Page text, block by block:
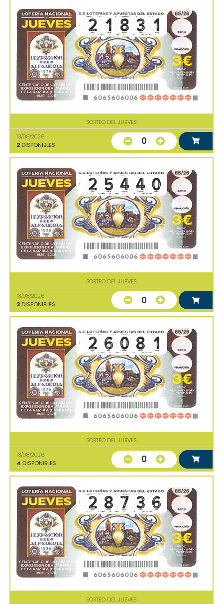
SORTEO DEL JUEVES
13/08/2026
2 DISPONIBLES 0
SORTEO DEL JUEVES
13/08/2026
2 DISPONIBLES 0
SORTEO DEL JUEVES
13/08/2026
4 DISPONIBLES 0
SORTEO DEL JUEVES